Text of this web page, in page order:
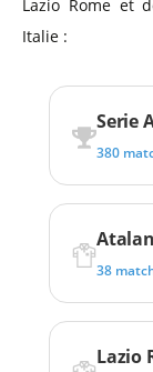
Lazio Rome et
Italie :
Serie
380
38
Lazio